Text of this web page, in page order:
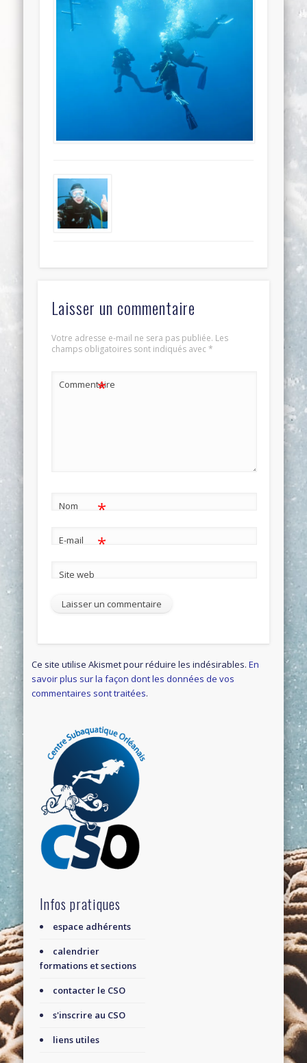
Laisser un commentaire
Votre adresse e-mail ne sera pas publiée. Les
champs obligatoires sont indiqués avec*
Commentaire
*
Nom *
E-mail *
Site web
Ce site utilise Akismet pour réduire les indésirables.En
savoir plus sur la façon dont les données de vos
commentaires sont traitées.
Infos pratiques
espace adhérents
calendrier
formations et sections
contacter le CSO
s'inscrire au CSO
liens utiles